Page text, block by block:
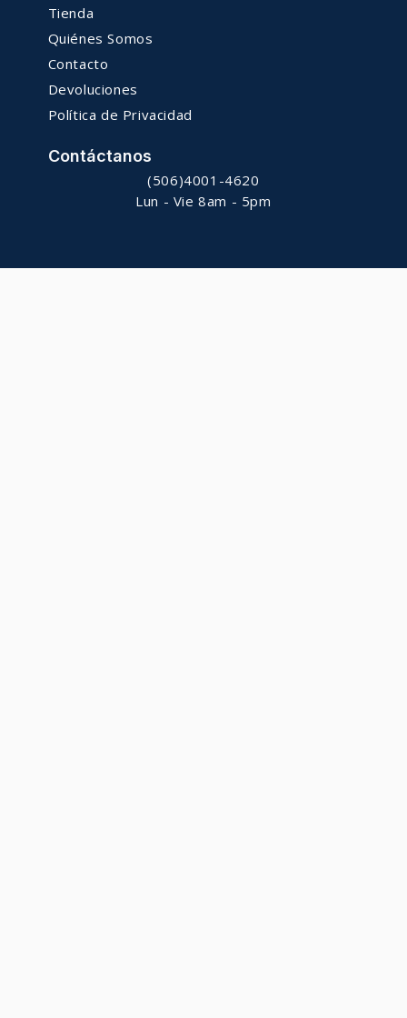
Tienda
Quiénes Somos
Contacto
Devoluciones
Política de Privacidad
Contáctanos
(506)4001-4620
Lun - Vie 8am - 5pm